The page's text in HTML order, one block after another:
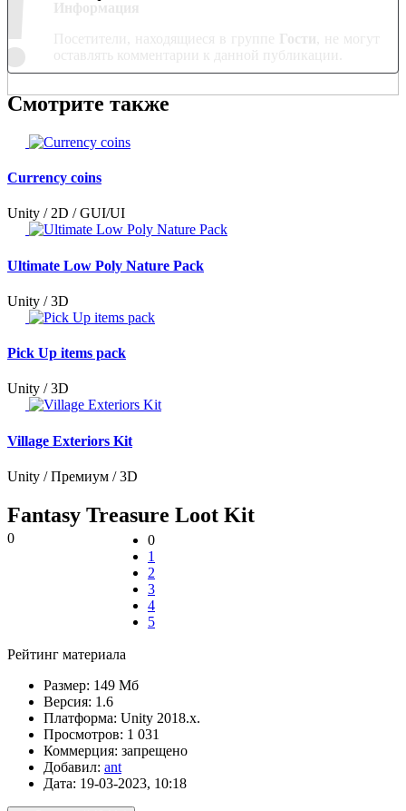
Информация
Посетители, находящиеся в группе Гости , не могут
оставлять комментарии к данной публикации.
Смотрите также
Currency coins
Unity / 2D / GUI/UI
Ultimate Low Poly Nature Pack
Unity / 3D
Pick Up items pack
Unity / 3D
Village Exteriors Kit
Unity / Премиум / 3D
Fantasy Treasure Loot Kit
0
0
1
2
3
4
5
Рейтинг материала
Размер: 149 Мб
Версия: 1.6
Платформа: Unity 2018.x.
Просмотров: 1 031
Коммерция: запрещено
Добавил: ant
Дата: 19-03-2023, 10:18